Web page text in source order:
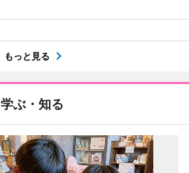
もっと見る
学ぶ・知る